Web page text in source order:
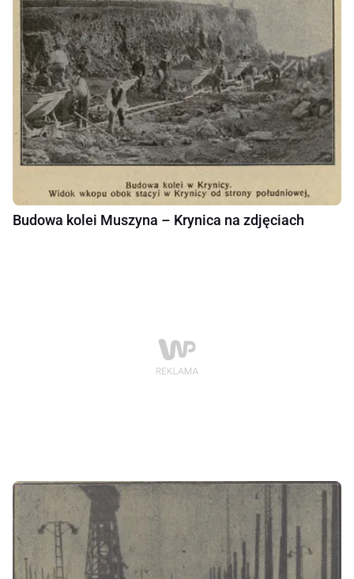
Budowa kolei Muszyna – Krynica na zdjęciach